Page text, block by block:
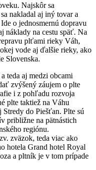
Najskôr sa
nakladal aj iný tovar a
o jednosmernú dopravu
náklady na cestu späť. Na
plťami rieky Váh,
vode aj ďalšie rieky, ako
Slovenska.
teda aj medzi obcami
zvýšený záujem o plte
i z pohľadu rozvoja
plte taktiež na Váhu
do Piešťan. Plte sú
približne na pätnástich
regiónu.
zväzok, teda viac ako
hotela Grand hotel Royal
a pltník je v tom prípade